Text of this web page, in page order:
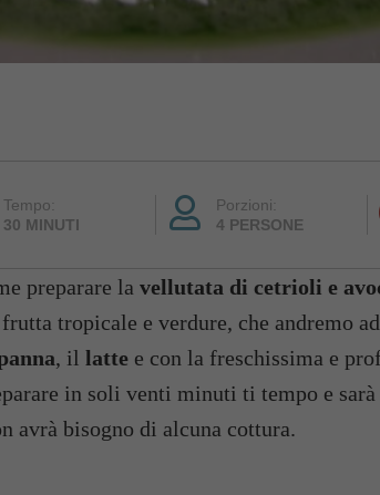
Tempo:
30 MINUTI
Porzioni:
4 PERSONE
preparare la vellutata di cetrioli e
tropicale e verdure, che andremo
, il latte e con la freschissima e
in soli venti minuti ti tempo e sarà
avrà bisogno di alcuna cottura.